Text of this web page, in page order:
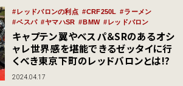
レッドバロンの利点 CRF250L
ラーメン
ベスパ
ヤマハSR BMW レッドバロン
キャプテン翼やベスパ＆SRのあるオシ
ャレ世界感を堪能できるゼッタイに行
くべき東京下町のレッドバロンとは!?
2024.04.17